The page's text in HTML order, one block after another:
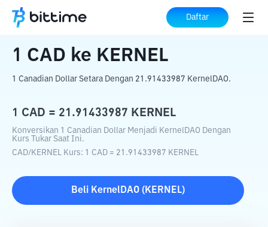
Daftar
Beranda Konverter Kripto ke KERNEL
1 CAD ke KERNEL
1 Canadian Dollar Setara Dengan 21.91433987 KernelDAO.
1 CAD = 21.91433987 KERNEL
Konversikan 1 Canadian Dollar Menjadi KernelDAO Dengan
Kurs Tukar Saat Ini.
CAD/KERNEL Kurs: 1 CAD = 21.91433987 KERNEL
Beli KernelDAO ( KERNEL)